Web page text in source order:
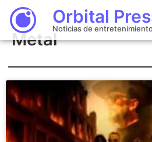
Orbital
Noticias de
Metal